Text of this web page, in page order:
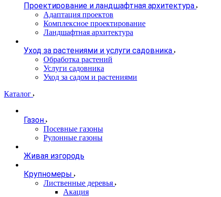
Проектирование и ландшафтная архитектура
Адаптация проектов
Комплексное проектирование
Ландшафтная архитектура
Уход за растениями и услуги садовника
Обработка растений
Услуги садовника
Уход за садом и растениями
Каталог
Газон
Посевные газоны
Рулонные газоны
Живая изгородь
Крупномеры
Лиственные деревья
Акация